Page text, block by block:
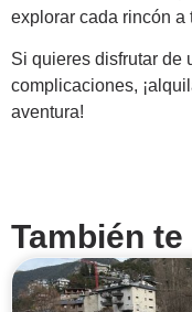
explorar cada rincón a
Si quieres disfrutar de
complicaciones,
aventura!
También